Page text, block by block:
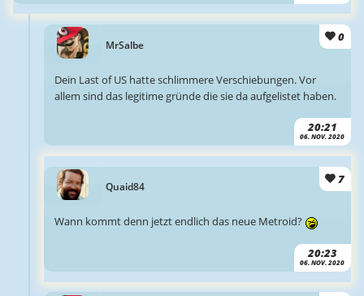
MrSalbe
0
20:21
06. NOV. 2020
Dein Last of US hatte schlimmere Verschiebungen. Vor
allem sind das legitime gründe die sie da aufgelistet haben.
Quaid84
7
20:23
06. NOV. 2020
Wann kommt denn jetzt endlich das neue Metroid?